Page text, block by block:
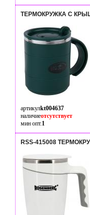
ТЕРМОКРУЖКА С
артикулkt004637
наличиеотсутствует
мин опт.1
RSS-415008